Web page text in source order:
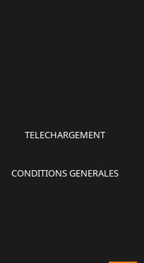
TELECHARGEMENT
CONDITIONS GENERALES